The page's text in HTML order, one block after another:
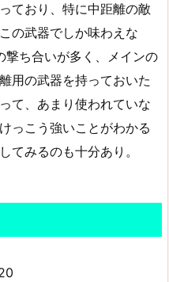
ており、特に中距離の敵
の武器でしか味わえな
撃ち合いが多く、メインの
用の武器を持っておいた
て、あまり使われていな
っこう強いことがわかる
てみるのも十分あり。